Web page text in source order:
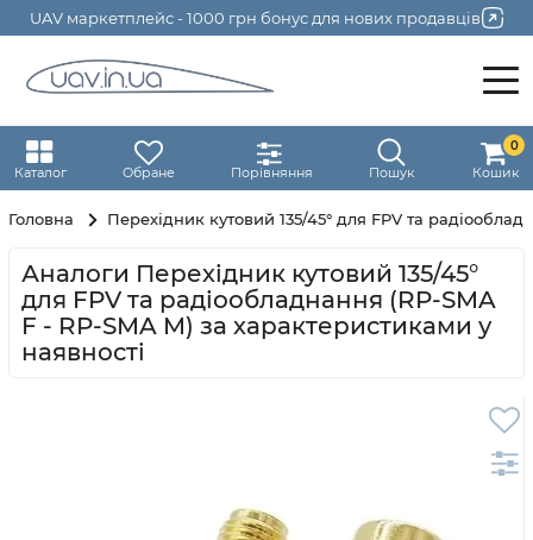
UAV маркетплейс - 1000 грн бонус для нових продавців
Каталог Обране Порівняння Пошук Кошик
0
Головна Перехідник кутовий 135/45° для FPV та
Аналоги Перехідник кутовий 135/45°
для FPV та радіообладнання (RP-SMA
F - RP-SMA M) за характеристиками у
наявності